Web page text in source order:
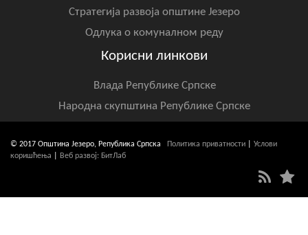
Стратегија развоја општине Језеро
Одлука о комуналном реду
Корисни линкови
Влада Републике Српске
Народна скупштина Републике Српске
© 2017 Општина Језеро, Република Српска Политика приватности
Услови
коришћења
Веб развој: БитЛаб